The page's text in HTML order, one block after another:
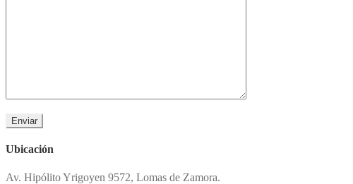
Ubicación
Av. Hipólito Yrigoyen 9572, Lomas de Zamora.